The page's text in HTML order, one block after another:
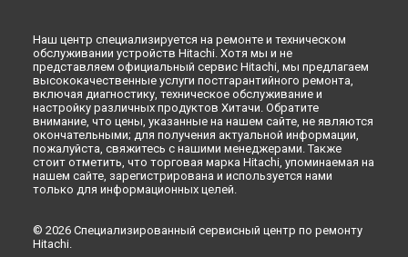
Кемерово
Ремонт холодильника R-V910PUC1KXSTS Hitachi в
Новокузнецке
Ремонт холодильника R-V910PUC1KXSTS Hitachi в
Ремонт холодильника R-V910PUC1KXSTS Hitachi в
Астрахани
Ремонт холодильника R-V910PUC1KXSTS Hitachi в
Набережных Челнах
Ремонт холодильника R-V910PUC1KXSTS Hitachi в
Наш центр специализируется на ремонте и техническом
обслуживании устройств Hitachi. Хотя мы и не
представляем официальный сервис Hitachi, мы предлагаем
высококачественные услуги постгарантийного ремонта,
включая диагностику, техническое обслуживание и
настройку различных продуктов Хитачи. Обратите
внимание, что цены, указанные на нашем сайте, не являются
окончательными; для получения актуальной информации,
пожалуйста, свяжитесь с нашими менеджерами. Также
стоит отметить, что торговая марка Hitachi, упоминаемая на
нашем сайте, зарегистрирована и используется нами
только для информационных целей.
© 2026 Специализированный сервисный центр по ремонту
Hitachi.